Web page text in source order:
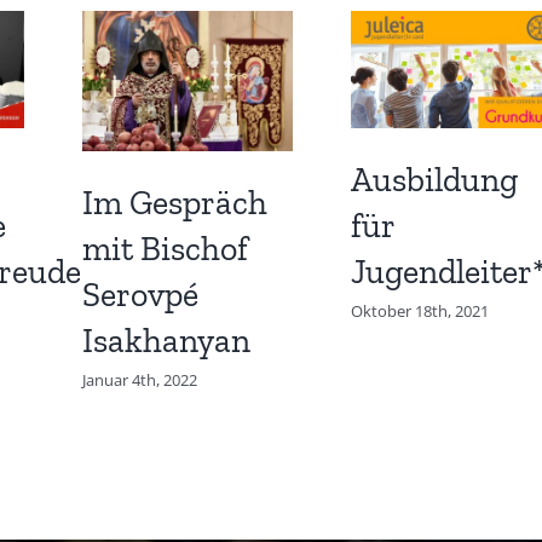
Im Gespräch
mit Bischof
Serovpé
Isakhanyan
Januar 4th, 2022
Ausbildung
für
Oktober 18th, 2021